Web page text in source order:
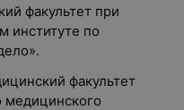
факультет при
институте по
факультет
медицинского